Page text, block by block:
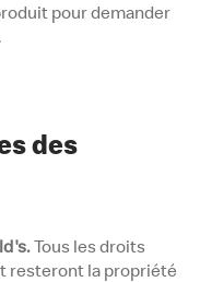
pour demander
des
Tous les droits
resteront la propriété